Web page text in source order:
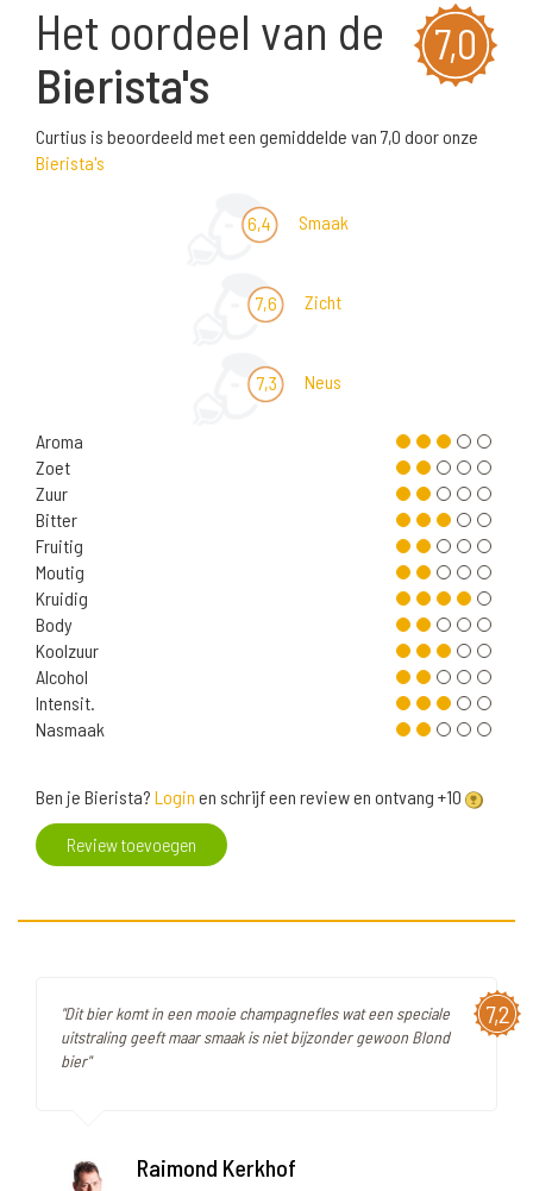
7,0
Het oordeel van de
Bierista's
Curtius is beoordeeld met een gemiddelde van 7,0 door onze
Bierista's
6,4 Smaak
7,6 Zicht
7,3 Neus
Aroma
Zoet
Zuur
Bitter
Fruitig
Moutig
Kruidig
Body
Koolzuur
Alcohol
Intensit.
Nasmaak
Ben je Bierista? Login en schrijf een review en ontvang +10
Review toevoegen
7,2
"Dit bier komt in een mooie champagnefles wat een speciale
uitstraling geeft maar smaak is niet bijzonder gewoon Blond
bier"
Raimond Kerkhof